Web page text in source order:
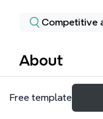
Competitive
About
이 제목 없음
의 리드 헤이스팅
Free template